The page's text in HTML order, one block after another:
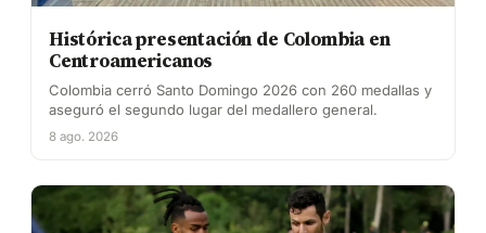
Histórica presentación de Colombia en
Centroamericanos
Colombia cerró Santo Domingo 2026 con 260 medallas y
aseguró el segundo lugar del medallero general.
8 ago. 2026